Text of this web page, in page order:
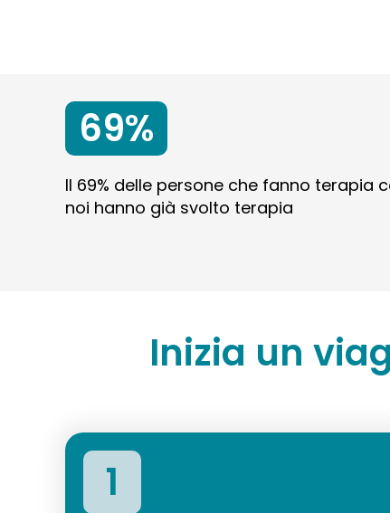
69%
Il 69% delle persone che fanno terapia
noi hanno già svolto terapia
Inizia un
1